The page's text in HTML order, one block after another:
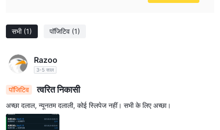
सभी (1) पॉजिटिव (1)
Razoo
3-5 साल
पॉजिटिव त्वरित निकासी
अच्छा दलाल, न्यूनतम दलाली, कोई स्लिपेज नहीं। सभी के लिए अच्छा।